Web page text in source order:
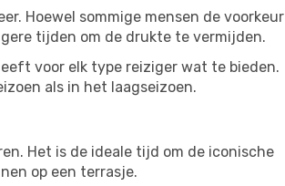
Hoewel sommige mensen de voorkeur
tijden om de drukte te vermijden.
voor elk type reiziger wat te bieden.
als in het laagseizoen.
Het is de ideale tijd om de iconische
op een terrasje.